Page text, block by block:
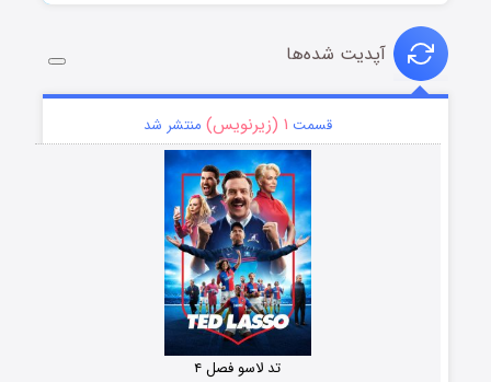
آپدیت شده‌ها
قسمت ۱ (زیرنویس) منتشر شد
تد لاسو فصل ۴